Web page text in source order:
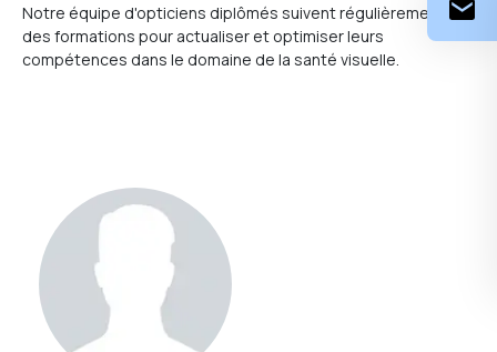
Notre équipe d'opticiens diplômés suivent régulièrement
des formations pour actualiser et optimiser leurs
compétences dans le domaine de la santé visuelle.